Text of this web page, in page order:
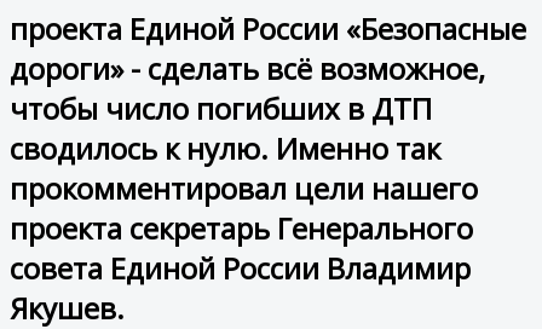
проекта Единой России «Безопасные
дороги» - сделать всё возможное,
чтобы число погибших в ДТП
сводилось к нулю. Именно так
прокомментировал цели нашего
проекта секретарь Генерального
совета Единой России Владимир
Якушев.